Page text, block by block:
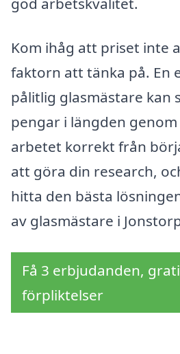
Kom ihåg att priset inte
faktorn att tänka på. En
pålitlig glasmästare kan
pengar i längden
arbetet korrekt från
att göra din research,
hitta den bästa
av glasmästare i
Få 3 erbjudanden,
förpliktelser